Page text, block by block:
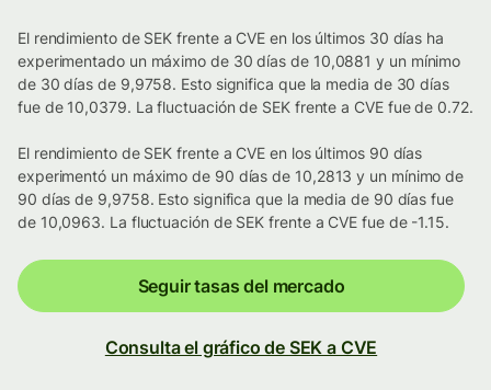
El rendimiento de SEK frente a CVE en los últimos 30 días ha
experimentado un máximo de 30 días de 10,0881 y un mínimo
de 30 días de 9,9758. Esto significa que la media de 30 días
fue de 10,0379. La fluctuación de SEK frente a CVE fue de 0.72.
El rendimiento de SEK frente a CVE en los últimos 90 días
experimentó un máximo de 90 días de 10,2813 y un mínimo de
90 días de 9,9758. Esto significa que la media de 90 días fue
de 10,0963. La fluctuación de SEK frente a CVE fue de -1.15.
Seguir tasas del mercado
Consulta el gráfico de SEK a CVE